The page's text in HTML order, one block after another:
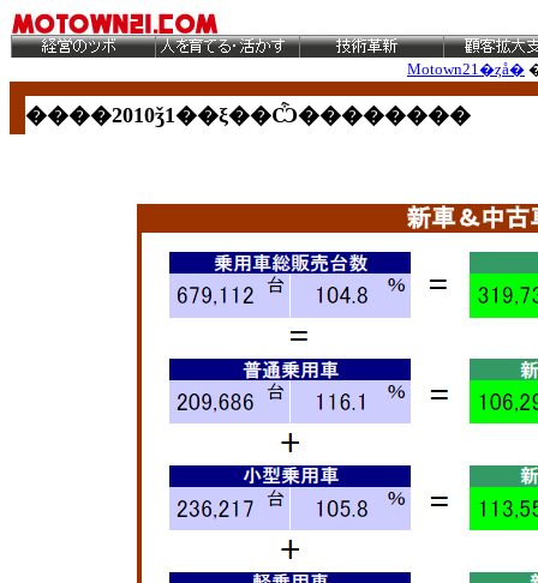
Motown21�ȥå�
����2010ǯ1��ξ��Ѽ��������